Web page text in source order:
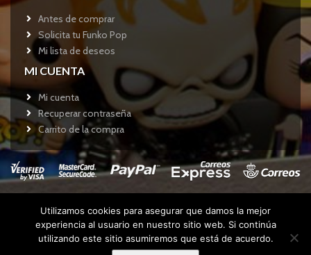
Antes de comprar
Solicita tu Funko Pop
Mi lista de deseos
MI CUENTA
Mi cuenta
Recuperar contraseña
Carrito de la compra
Copyright © 2017Funkotienda.com - Todos los derechos
reservados.
Utilizamos cookies para asegurar que damos la mejor
experiencia al usuario en nuestro sitio web. Si continúa
utilizando este sitio asumiremos que está de acuerdo.